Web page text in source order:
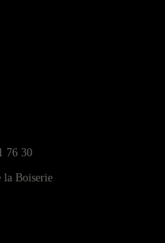
76 30
Boiserie